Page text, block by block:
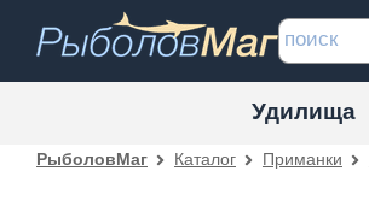
Удилища
РыболовМаг Каталог Приманки